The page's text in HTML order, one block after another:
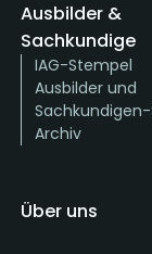
Ausbilder &
Sachkundige
IAG-Stempel
Ausbilder und
Archiv
Über uns